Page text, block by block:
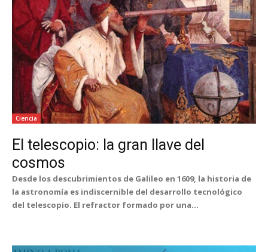
Ciencia
El telescopio: la gran llave del
cosmos
Desde los descubrimientos de Galileo en 1609, la historia de
la astronomía es indiscernible del desarrollo tecnológico
del telescopio. El refractor formado por una...